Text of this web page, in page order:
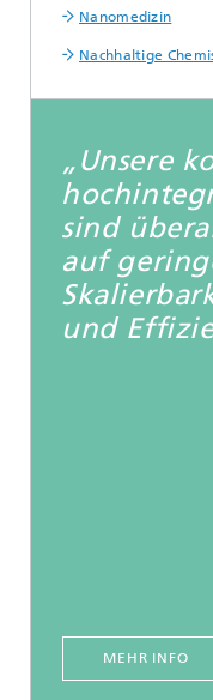
Nanomedizin
Nachhaltige
„Unsere
sind
auf
und
MEHR INFO